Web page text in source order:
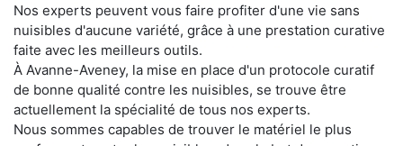
Nos experts peuvent vous faire profiter d'une vie sans
nuisibles d'aucune variété, grâce à une prestation curative
faite avec les meilleurs outils.
À Avanne-Aveney, la mise en place d'un protocole curatif
de bonne qualité contre les nuisibles, se trouve être
actuellement la spécialité de tous nos experts.
Nous sommes capables de trouver le matériel le plus